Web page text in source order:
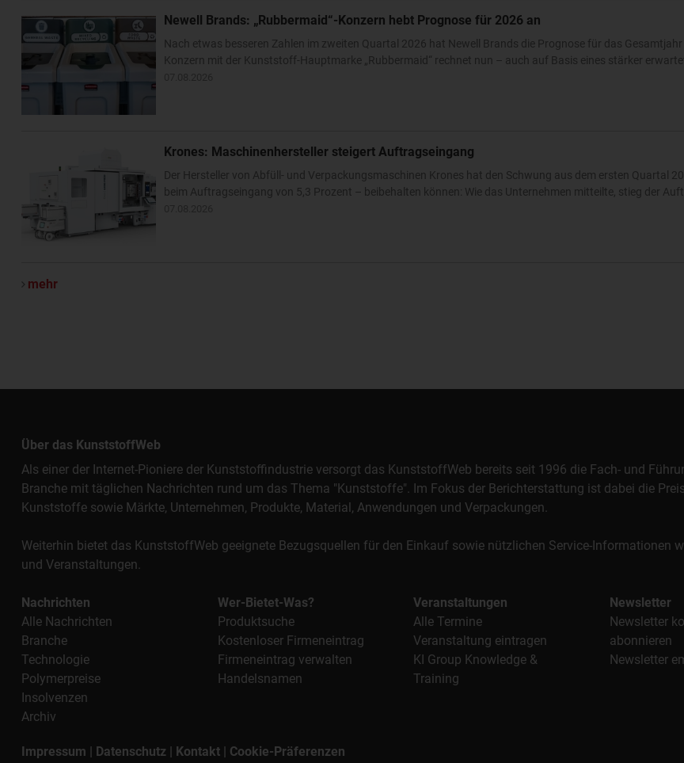
Newell Brands: „Rubbermaid“-Konzern hebt Prognose für 2026 an
Nach etwas besseren Zahlen im zweiten Quartal 2026 hat Newell Brands die Prognose für das
Konzern mit der Kunststoff-Hauptmarke „Rubbermaid“ rechnet nun – auch auf Basis eines stärker
Krones: Maschinenhersteller steigert Auftragseingang
Der Hersteller von Abfüll- und Verpackungsmaschinen Krones hat den Schwung aus dem ersten Quartal
beim Auftragseingang von 5,3 Prozent – beibehalten können: Wie das Unternehmen mitteilte, stieg der
mehr
Über das KunststoffWeb
Als einer der Internet-Pioniere der Kunststoffindustrie versorgt das KunststoffWeb bereits seit 1996 die Fach- und
Branche mit täglichen Nachrichten rund um das Thema "Kunststoffe". Im Fokus der Berichterstattung ist dabei die
Kunststoffe sowie Märkte, Unternehmen, Produkte, Material, Anwendungen und Verpackungen.
Weiterhin bietet das KunststoffWeb geeignete Bezugsquellen für den Einkauf sowie nützlichen Service-Informationen
und Veranstaltungen.
Nachrichten
Alle Nachrichten
Branche
Technologie
Polymerpreise
Insolvenzen
Archiv
Wer-Bietet-Was?
Produktsuche
Kostenloser Firmeneintrag
Firmeneintrag verwalten
Handelsnamen
Veranstaltungen
Alle Termine
Veranstaltung eintragen
KI Group Knowledge &
Training
Newsletter
Newsletter
abonnieren
Newsletter
Impressum | Datenschutz | Kontakt | Cookie-Präferenzen